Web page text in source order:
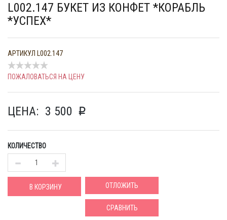
L002.147 БУКЕТ ИЗ КОНФЕТ *КОРАБЛЬ
*УСПЕХ*
АРТИКУЛ L002.147
ПОЖАЛОВАТЬСЯ НА ЦЕНУ
ЦЕНА: 3 500 p
КОЛИЧЕСТВО
В КОРЗИНУ ОТЛОЖИТЬ
СРАВНИТЬ